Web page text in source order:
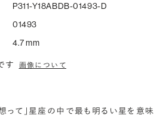
P311-Y18ABDB-01493-D
01493
4.7 mm
す 画像について
って」星座の中で最も明るい星を意味